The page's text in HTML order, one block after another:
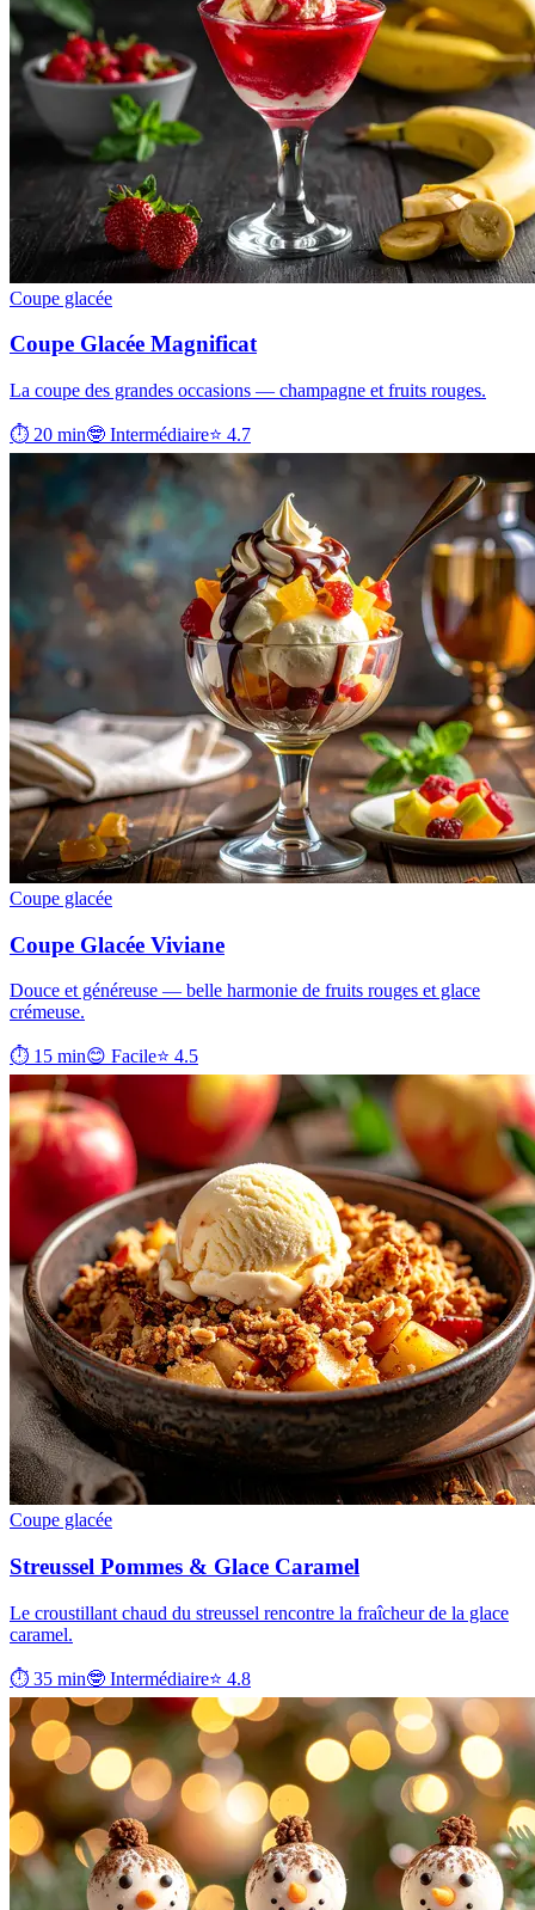
Coupe glacée
Coupe Glacée Magnificat
La coupe des grandes occasions — champagne et fruits rouges.
⏱ 20 min🤓 Intermédiaire⭐ 4.7
Coupe glacée
Coupe Glacée Viviane
Douce et généreuse — belle harmonie de fruits rouges et glace
crémeuse.
⏱ 15 min😊 Facile⭐ 4.5
Coupe glacée
Streussel Pommes & Glace Caramel
Le croustillant chaud du streussel rencontre la fraîcheur de la glace
caramel.
⏱ 35 min🤓 Intermédiaire⭐ 4.8